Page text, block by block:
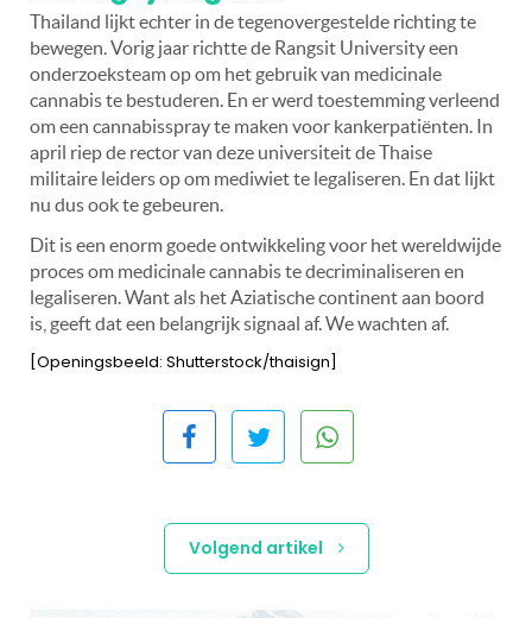
Thailand lijkt echter in de tegenovergestelde richting te
bewegen. Vorig jaar richtte de Rangsit University een
onderzoeksteam op om het gebruik van medicinale
cannabis te bestuderen. En er werd toestemming verleend
om een cannabisspray te maken voor kankerpatiënten. In
april riep de rector van deze universiteit de Thaise
militaire leiders op om mediwiet te legaliseren. En dat lijkt
nu dus ook te gebeuren.
Dit is een enorm goede ontwikkeling voor het wereldwijde
proces om medicinale cannabis te decriminaliseren en
legaliseren. Want als het Aziatische continent aan boord
is, geeft dat een belangrijk signaal af. We wachten af.
[Openingsbeeld: Shutterstock/thaisign]
Volgend artikel